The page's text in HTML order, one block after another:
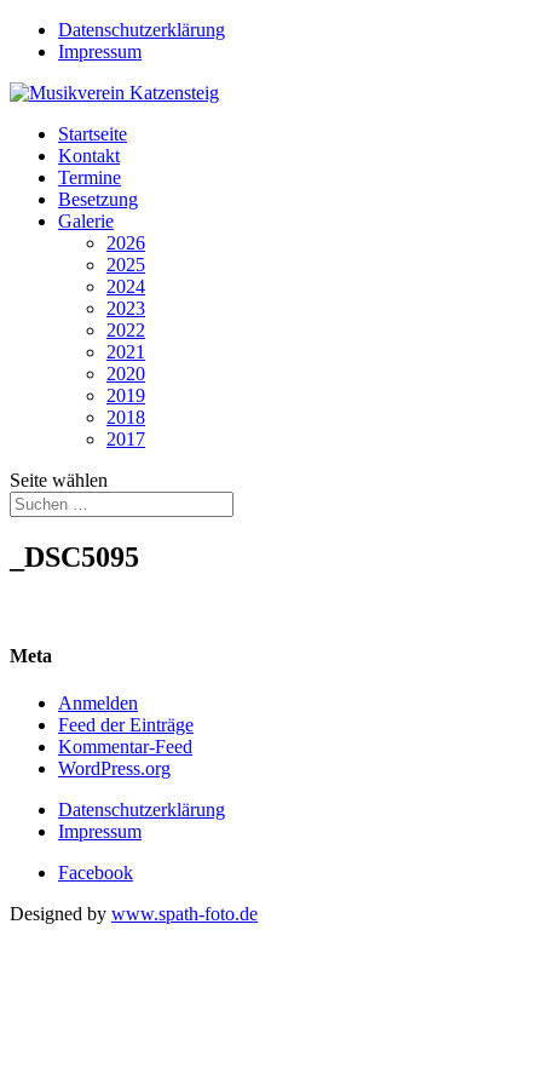
Datenschutzerklärung
Impressum
Startseite
Kontakt
Termine
Besetzung
Galerie
2026
2025
2024
2023
2022
2021
2020
2019
2018
2017
Seite wählen
_DSC5095
Meta
Anmelden
Feed der Einträge
Kommentar-Feed
WordPress.org
Datenschutzerklärung
Impressum
Facebook
Designed by www.spath-foto.de